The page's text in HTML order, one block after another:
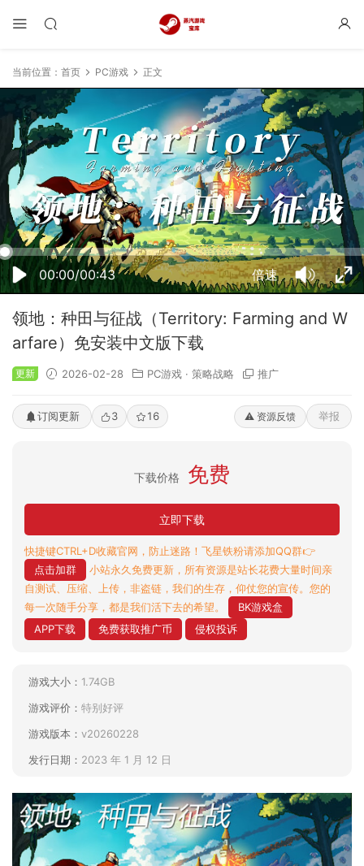
当前位置： 首页 PC游戏 正文
00:00/00:43 倍速
50% 75% 100%
领地：种田与征战（Territory: Farming and W
arfare）免安装中文版下载
更新 2026-02-28 PC游戏 · 策略战略 推广
订阅更新 3 16 ⚠️ 资源反馈 举报
下载价格 免费
立即下载
快捷键CTRL+D收藏官网，防止迷路！飞星铁粉请添加QQ群👉
点击加群
小站永久免费更新，所有资源是站长花费大量时间亲
自测试、压缩、上传，非盗链，我们的生存，仰仗您的宣传。您的
每一次随手分享，都是我们活下去的希望。
BK游戏盒
APP下载
免费获取推广币 侵权投诉
游戏大小： 1.74GB
游戏评价： 特别好评
游戏版本： v20260228
发行日期： 2023 年 1 月 12 日